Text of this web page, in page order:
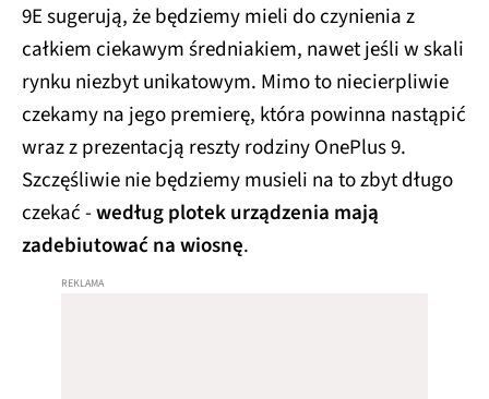
9E sugerują, że będziemy mieli do czynienia z
całkiem ciekawym średniakiem, nawet jeśli w skali
rynku niezbyt unikatowym. Mimo to niecierpliwie
czekamy na jego premierę, która powinna nastąpić
wraz z prezentacją reszty rodziny OnePlus 9.
Szczęśliwie nie będziemy musieli na to zbyt długo
czekać -według plotek urządzenia mają
zadebiutować na wiosnę.